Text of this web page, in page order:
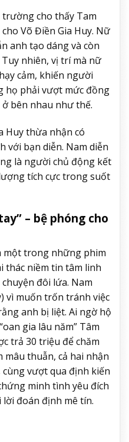
cho thấy Tam
Võ Điền Gia Huy. Nữ
anh tạo dáng và còn
Tuy nhiên, vị trí mà nữ
cảm, khiến người
họ phải vượt mức đồng
bên nhau như thế.
Huy thừa nhận có
bạn diễn. Nam diễn
là người chủ động kết
tích cực trong suốt
– bệ phóng cho
một trong những phim
thác niềm tin tâm linh
đôi lứa. Nam
vì muốn trốn tránh việc
anh bị liệt. Ai ngờ hộ
gia lâu năm” Tâm
trả 30 triệu để chăm
mâu thuẫn, cả hai nhận
vượt qua định kiến
minh tình yêu đích
đoán định mê tín.